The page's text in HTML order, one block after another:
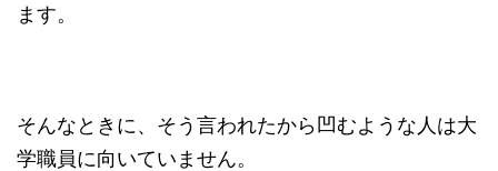
ます。
そんなときに、そう言われたから凹むような人は大
学職員に向いていません。